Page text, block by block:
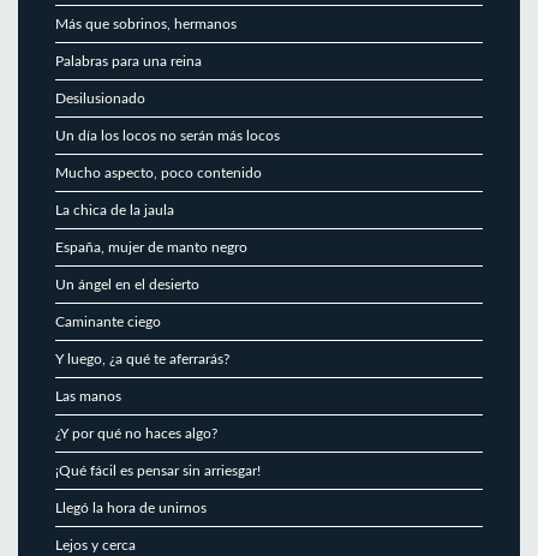
Más que sobrinos, hermanos
Palabras para una reina
Desilusionado
Un día los locos no serán más locos
Mucho aspecto, poco contenido
La chica de la jaula
España, mujer de manto negro
Un ángel en el desierto
Caminante ciego
Y luego, ¿a qué te aferrarás?
Las manos
¿Y por qué no haces algo?
¡Qué fácil es pensar sin arriesgar!
Llegó la hora de unirnos
Lejos y cerca